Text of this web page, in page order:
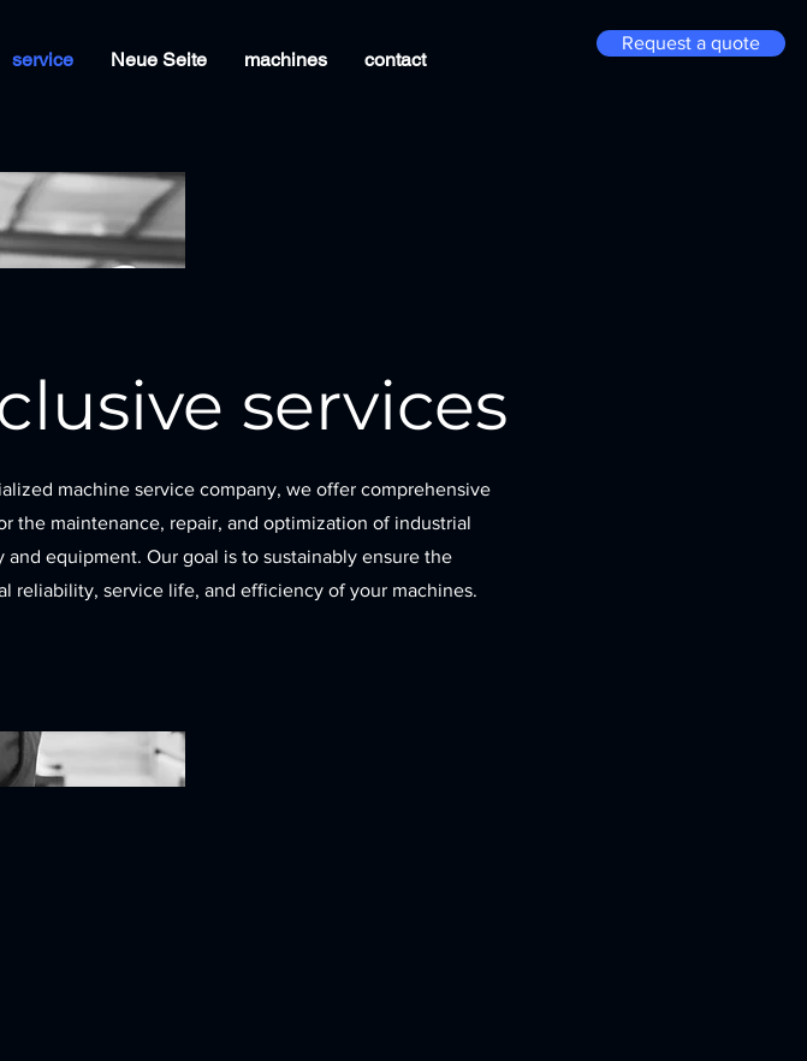
service Neue Seite machines contact
Request a quote
services
machine service company, we offer comprehensive
the maintenance, repair, and optimization of industrial
and equipment. Our goal is to sustainably ensure the
reliability, service life, and efficiency of your machines.